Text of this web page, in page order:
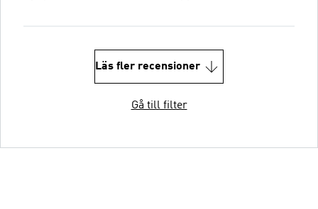
Läs fler recensioner
Gå till filter